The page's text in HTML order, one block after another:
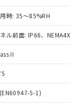
時: 35～85%RH
ル前面: IP66、NEMA4X,
II
5-1)
様担当のオ
社販売員に
当社販売拠
」をご確認
果を当社の
または開
ト作成サー
ソブチル
値を超える意
り、予定
チルベンジ
: 1000ppm
べてが基
て有害物
な影響を
す。
たはその他
置等に一切
に販売する
内容を当
た当社は、
関係者が違
場合は、取
庫あり
況につ
引先、ま
ン制御
員にご確
状況の